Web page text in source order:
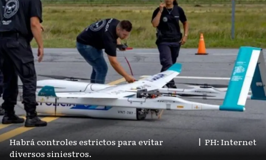
Habrá controles estrictos para evitar
diversos siniestros.
| PH: Internet